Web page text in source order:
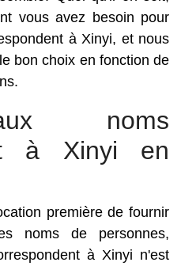
vous avez besoin pour
à Xinyi, et nous
bon choix en fonction de
noms
à Xinyi en
première de fournir
noms de personnes,
à Xinyi n'est